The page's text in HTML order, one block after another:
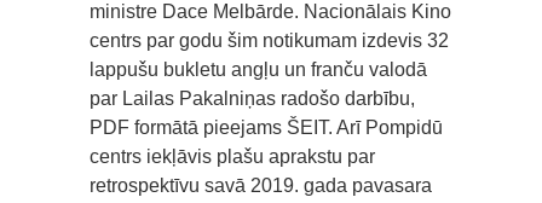
ministre Dace Melbārde. Nacionālais Kino
centrs par godu šim notikumam izdevis 32
lappušu bukletu angļu un franču valodā
par Lailas Pakalniņas radošo darbību,
PDF formātā pieejams ŠEIT. Arī Pompidū
centrs iekļāvis plašu aprakstu par
retrospektīvu savā 2019. gada pavasara